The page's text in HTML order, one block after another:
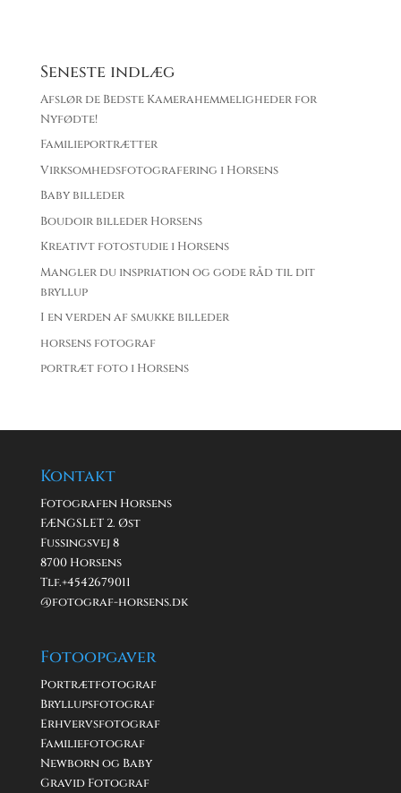
Seneste indlæg
Afslør de Bedste Kamerahemmeligheder for
Nyfødte!
Familieportrætter
Virksomhedsfotografering i Horsens
Baby billeder
Boudoir billeder Horsens
Kreativt fotostudie i Horsens
Mangler du inspriation og gode råd til dit
bryllup
I en verden af smukke billeder
horsens fotograf
portræt foto i Horsens
Kontakt
Fotografen Horsens
FÆNGSLET 2. Øst
Fussingsvej 8
8700 Horsens
Tlf.+4542679011
@fotograf-horsens.dk
Fotoopgaver
Portrætfotograf
Bryllupsfotograf
Erhvervsfotograf
Familiefotograf
Newborn og Baby
Gravid Fotograf